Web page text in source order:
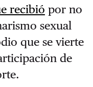
recibió por no
sexual
que se vierte
de